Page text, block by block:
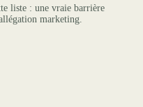
liste : une vraie barrière
marketing.